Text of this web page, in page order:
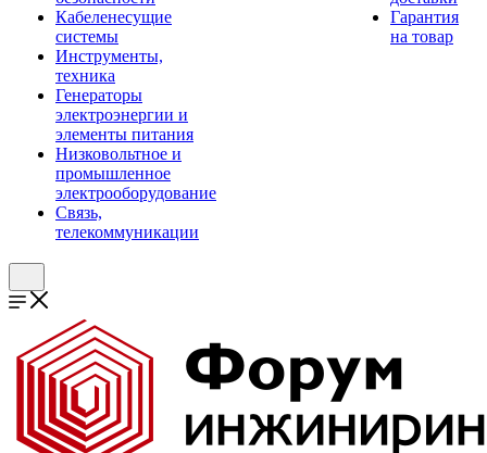
Кабеленесущие
системы
Инструменты,
техника
Генераторы
электроэнергии и
элементы питания
Низковольтное и
промышленное
электрооборудование
Связь,
телекоммуникации
Гарантия
на товар